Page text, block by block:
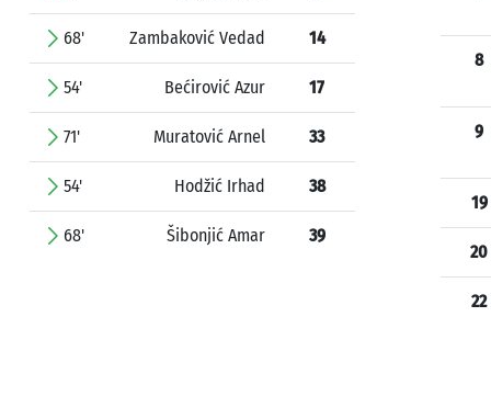
68' Zambaković Vedad 14
54' Bećirović Azur 17
71' Muratović Arnel 33
54' Hodžić Irhad 38
68' Šibonjić Amar 39
8
9
19
20
22